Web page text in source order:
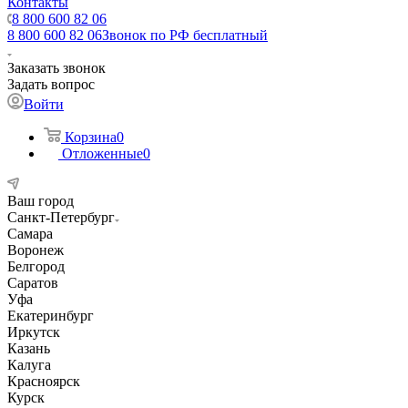
8 800 600 82 06
8 800 600 82 06Звонок по РФ бесплатный
Заказать звонок
Задать вопрос
Войти
Корзина0
Отложенные0
Ваш город
Санкт-Петербург
Самара
Воронеж
Белгород
Саратов
Уфа
Екатеринбург
Иркутск
Казань
Калуга
Красноярск
Курск